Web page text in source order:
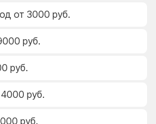
от 3000 руб.
руб.
руб.
руб.
руб.